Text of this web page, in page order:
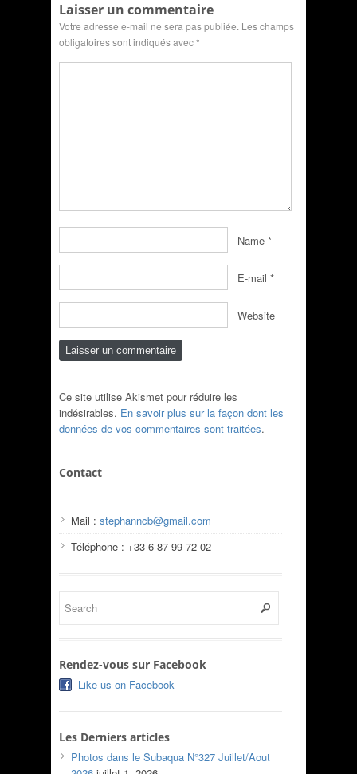
Laisser un commentaire
Votre adresse e-mail ne sera pas publiée. Les champs
obligatoires sont indiqués avec*
Name *
E-mail *
Website
Ce site utilise Akismet pour réduire les
indésirables. En savoir plus sur la façon dont les
données de vos commentaires sont traitées.
Contact
Mail : stephanncb@gmail.com
Téléphone : +33 6 87 99 72 02
Rendez-vous sur Facebook
Like us on Facebook
Les Derniers articles
Photos dans le Subaqua N°327 Juillet/Aout